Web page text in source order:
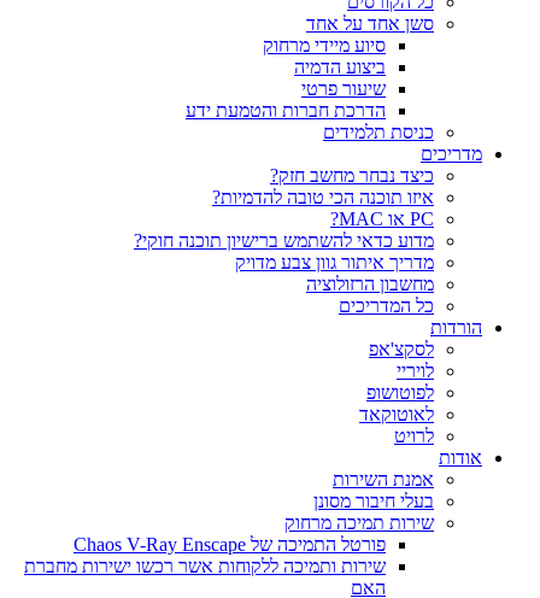
סשן אחד על אחד
סיוע מיידי מרחוק
ביצוע הדמיה
שיעור פרטי
הדרכת חברות והטמעת ידע
כניסת תלמידים
מדריכים
כיצד נבחר מחשב חזק?
איזו תוכנה הכי טובה להדמיות?‎‎
PC או MAC?
מדוע כדאי להשתמש ברישיון תוכנה חוקי?
מדריך איתור גוון צבע מדויק
מחשבון הרזולוציה
כל המדריכים
הורדות
לסקצ'אפ
לויריי
לפוטושופ
לאוטוקאד
לרויט
אודות
אמנת השירות
בעלי חיבור מסונן
שירות תמיכה מרחוק
פורטל התמיכה של Chaos V-Ray Enscape
שירות ותמיכה ללקוחות אשר רכשו ישירות מחברת